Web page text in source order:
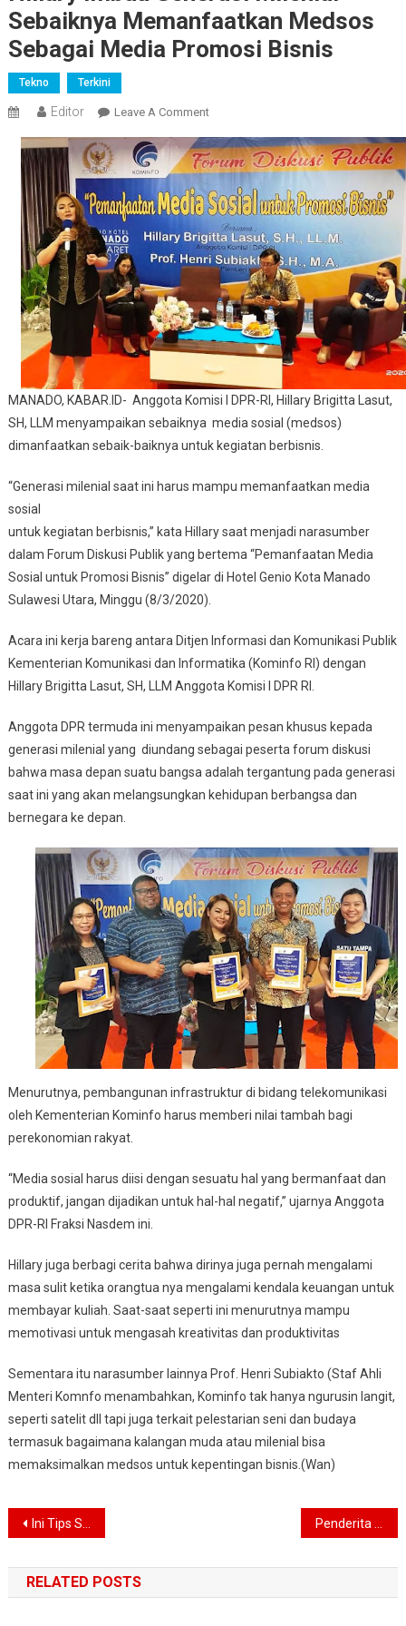
Sebaiknya Memanfaatkan Medsos
Sebagai Media Promosi Bisnis
Tekno Terkini
Editor Leave A CommentOn
Imbau
Generasi
Milenial
Sebaiknya
Memanfaatkan
Medsos
Sebagai
Media
Promosi
Bisnis
MANADO, KABAR.ID- Anggota Komisi I DPR-RI, Hillary Brigitta Lasut,
SH, LLM menyampaikan sebaiknya media sosial (medsos)
dimanfaatkan sebaik-baiknya untuk kegiatan berbisnis.
“Generasi milenial saat ini harus mampu memanfaatkan media
sosial
untuk kegiatan berbisnis,” kata Hillary saat menjadi narasumber
dalam Forum Diskusi Publik yang bertema “Pemanfaatan Media
Sosial untuk Promosi Bisnis” digelar di Hotel Genio Kota Manado
Sulawesi Utara, Minggu (8/3/2020).
Acara ini kerja bareng antara Ditjen Informasi dan Komunikasi Publik
Kementerian Komunikasi dan Informatika (Kominfo RI) dengan
Hillary Brigitta Lasut, SH, LLM Anggota Komisi I DPR RI.
Anggota DPR termuda ini menyampaikan pesan khusus kepada
generasi milenial yang diundang sebagai peserta forum diskusi
bahwa masa depan suatu bangsa adalah tergantung pada generasi
saat ini yang akan melangsungkan kehidupan berbangsa dan
bernegara ke depan.
Menurutnya, pembangunan infrastruktur di bidang telekomunikasi
oleh Kementerian Kominfo harus memberi nilai tambah bagi
perekonomian rakyat.
“Media sosial harus diisi dengan sesuatu hal yang bermanfaat dan
produktif, jangan dijadikan untuk hal-hal negatif,” ujarnya Anggota
DPR-RI Fraksi Nasdem ini.
Hillary juga berbagi cerita bahwa dirinya juga pernah mengalami
masa sulit ketika orangtua nya mengalami kendala keuangan untuk
membayar kuliah. Saat-saat seperti ini menurutnya mampu
memotivasi untuk mengasah kreativitas dan produktivitas
Sementara itu narasumber lainnya Prof. Henri Subiakto (Staf Ahli
Menteri Komnfo menambahkan, Kominfo tak hanya ngurusin langit,
seperti satelit dll tapi juga terkait pelestarian seni dan budaya
termasuk bagaimana kalangan muda atau milenial bisa
memaksimalkan medsos untuk kepentingan bisnis.(Wan)
Navigasi
pos
Ini Tips Supaya Tetap Tenang Hadapi Isu Virus Corona
RELATED POSTS